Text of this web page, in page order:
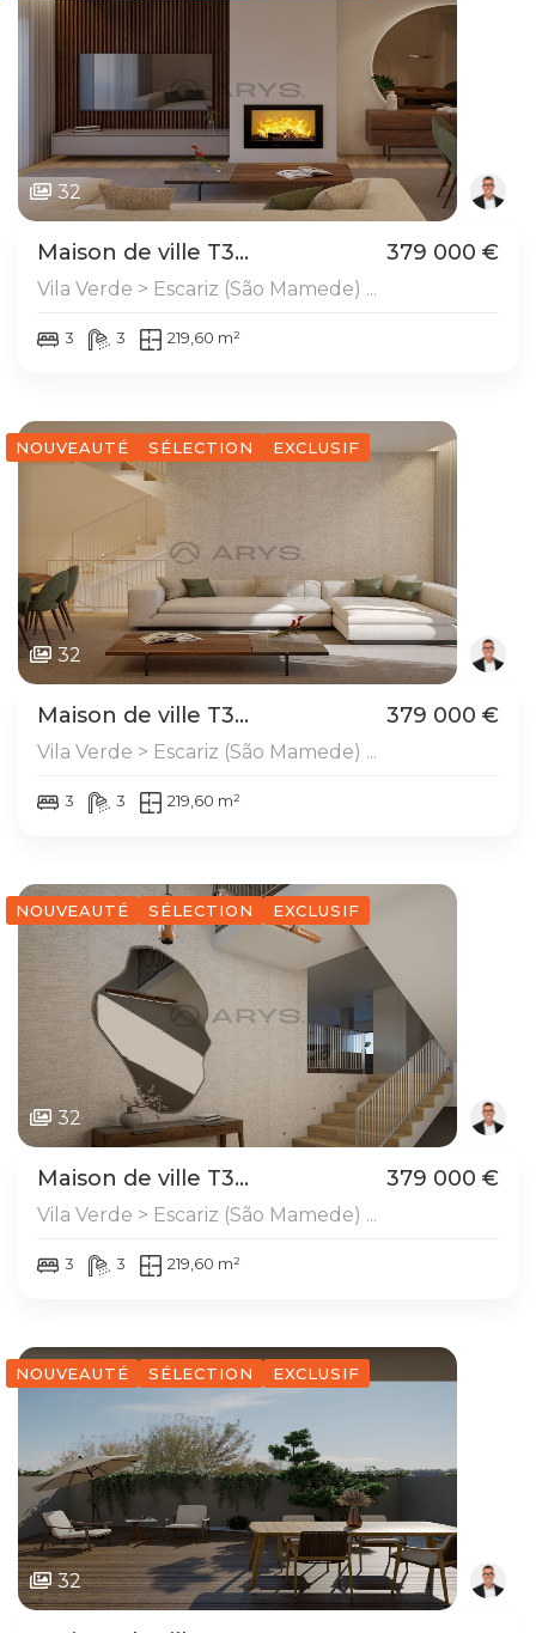
32
Maison de ville T3... 379 000 €
Vila Verde > Escariz (São Mamede) ...
3 3 219,60 m²
NOUVEAUTÉ SÉLECTION EXCLUSIF
32
Maison de ville T3... 379 000 €
Vila Verde > Escariz (São Mamede) ...
3 3 219,60 m²
NOUVEAUTÉ SÉLECTION EXCLUSIF
32
Maison de ville T3... 379 000 €
Vila Verde > Escariz (São Mamede) ...
3 3 219,60 m²
NOUVEAUTÉ SÉLECTION EXCLUSIF
32